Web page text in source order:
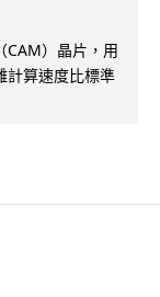
CAM）晶片，用
計算速度比標準